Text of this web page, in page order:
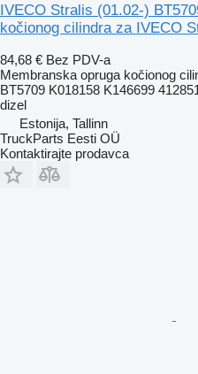
IVECO Stralis (01.02-)
kočionog cilindra za IVECO
84,68 € Bez PDV-a
Membranska opruga kočionog
BT5709 K018158 K146699
dizel
Estonija, Tallinn
TruckParts Eesti OÜ
Kontaktirajte prodavca